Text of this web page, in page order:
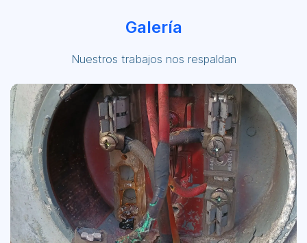
Galería
Nuestros trabajos nos respaldan